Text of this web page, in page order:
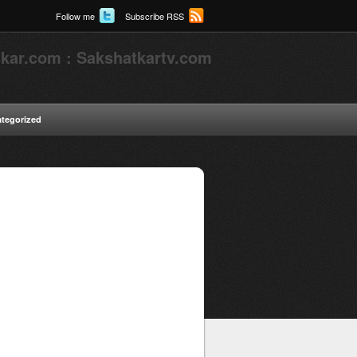
Follow me Subscribe RSS
: Sakshatkartv.com